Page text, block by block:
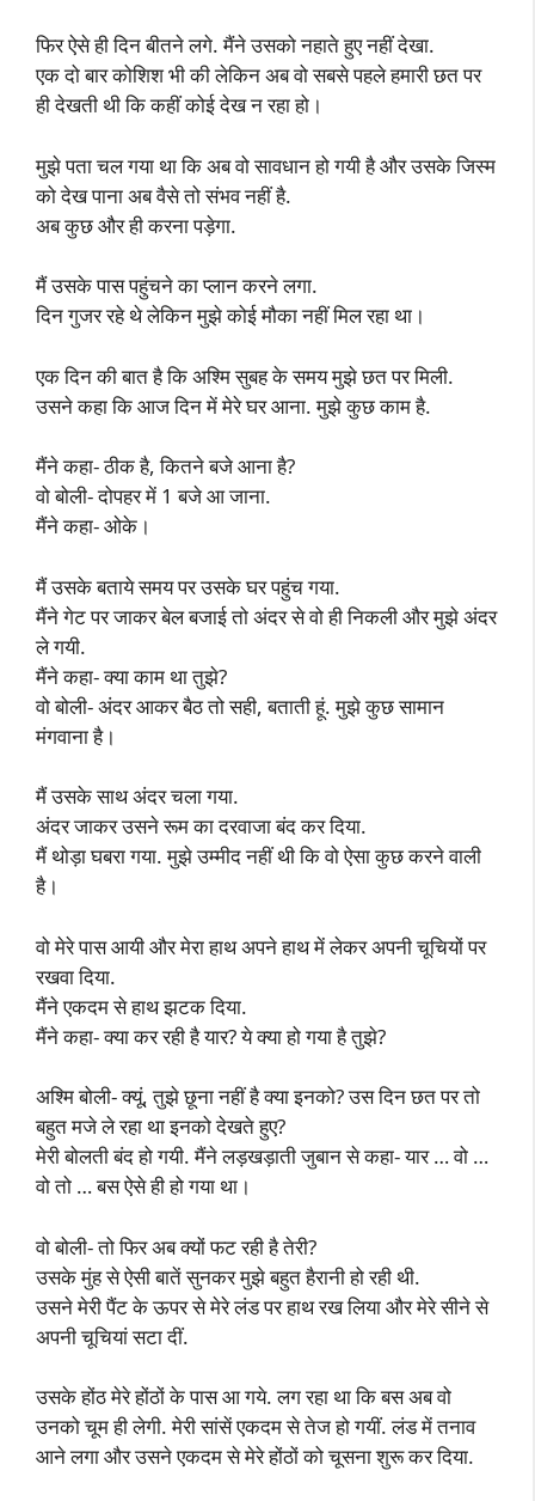
फिर ऐसे ही दिन बीतने लगे. मैंने उसको नहाते हुए नहीं देखा.
एक दो बार कोशिश भी की लेकिन अब वो सबसे पहले हमारी छत पर
ही देखती थी कि कहीं कोई देख न रहा हो।
मुझे पता चल गया था कि अब वो सावधान हो गयी है और उसके जिस्म
को देख पाना अब वैसे तो संभव नहीं है.
अब कुछ और ही करना पड़ेगा.
मैं उसके पास पहुंचने का प्लान करने लगा.
दिन गुजर रहे थे लेकिन मुझे कोई मौका नहीं मिल रहा था।
एक दिन की बात है कि अश्मि सुबह के समय मुझे छत पर मिली.
उसने कहा कि आज दिन में मेरे घर आना. मुझे कुछ काम है.
मैंने कहा- ठीक है, कितने बजे आना है?
वो बोली- दोपहर में 1 बजे आ जाना.
मैंने कहा- ओके।
मैं उसके बताये समय पर उसके घर पहुंच गया.
मैंने गेट पर जाकर बेल बजाई तो अंदर से वो ही निकली और मुझे अंदर
ले गयी.
मैंने कहा- क्या काम था तुझे?
वो बोली- अंदर आकर बैठ तो सही, बताती हूं. मुझे कुछ सामान
मंगवाना है।
मैं उसके साथ अंदर चला गया.
अंदर जाकर उसने रूम का दरवाजा बंद कर दिया.
मैं थोड़ा घबरा गया. मुझे उम्मीद नहीं थी कि वो ऐसा कुछ करने वाली
है।
वो मेरे पास आयी और मेरा हाथ अपने हाथ में लेकर अपनी चूचियों पर
रखवा दिया.
मैंने एकदम से हाथ झटक दिया.
मैंने कहा- क्या कर रही है यार? ये क्या हो गया है तुझे?
अश्मि बोली- क्यूं, तुझे छूना नहीं है क्या इनको? उस दिन छत पर तो
बहुत मजे ले रहा था इनको देखते हुए?
मेरी बोलती बंद हो गयी. मैंने लड़खड़ाती जुबान से कहा- यार … वो …
वो तो … बस ऐसे ही हो गया था।
वो बोली- तो फिर अब क्यों फट रही है तेरी?
उसके मुंह से ऐसी बातें सुनकर मुझे बहुत हैरानी हो रही थी.
उसने मेरी पैंट के ऊपर से मेरे लंड पर हाथ रख लिया और मेरे सीने से
अपनी चूचियां सटा दीं.
उसके होंठ मेरे होंठों के पास आ गये. लग रहा था कि बस अब वो
उनको चूम ही लेगी. मेरी सांसें एकदम से तेज हो गयीं. लंड में तनाव
आने लगा और उसने एकदम से मेरे होंठों को चूसना शुरू कर दिया.